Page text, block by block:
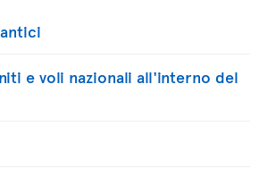
e voli nazionali all'interno del